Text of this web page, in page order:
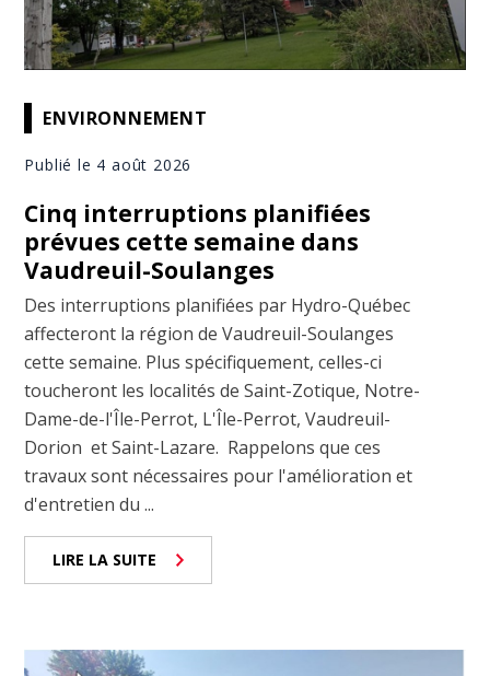
ENVIRONNEMENT
Publié le 4 août 2026
Cinq interruptions planifiées
prévues cette semaine dans
Vaudreuil-Soulanges
Des interruptions planifiées par Hydro-Québec
affecteront la région de Vaudreuil-Soulanges
cette semaine. Plus spécifiquement, celles-ci
toucheront les localités de Saint-Zotique, Notre-
Dame-de-l'Île-Perrot, L'Île-Perrot, Vaudreuil-
Dorion et Saint-Lazare. Rappelons que ces
travaux sont nécessaires pour l'amélioration et
d'entretien du ...
LIRE LA SUITE